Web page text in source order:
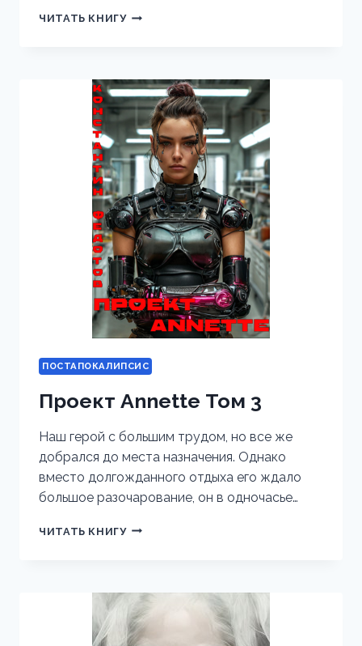
ЧИТАТЬ КНИГУЖИЗНЬ
ЧЕЛОВЕКУ
ВОЛК.
ТОМ
1
ПОСТАПОКАЛИПСИС
Проект Annette Том 3
Наш герой с большим трудом, но все же
добрался до места назначения. Однако
вместо долгожданного отдыха его ждало
большое разочарование, он в одночасье…
ЧИТАТЬ КНИГУПРОЕКТ